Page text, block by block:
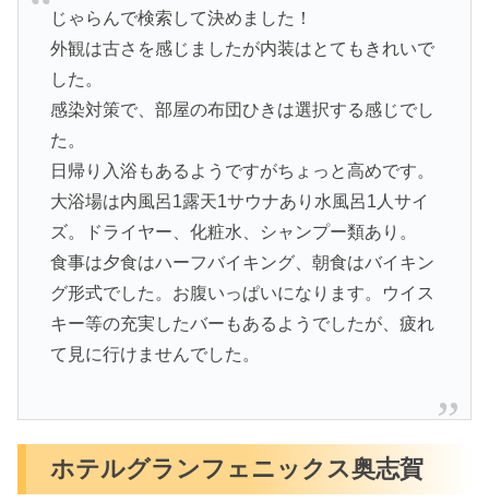
じゃらんで検索して決めました！
外観は古さを感じましたが内装はとてもきれいで
した。
感染対策で、部屋の布団ひきは選択する感じでし
た。
日帰り入浴もあるようですがちょっと高めです。
大浴場は内風呂1露天1サウナあり水風呂1人サイ
ズ。ドライヤー、化粧水、シャンプー類あり。
食事は夕食はハーフバイキング、朝食はバイキン
グ形式でした。お腹いっぱいになります。ウイス
キー等の充実したバーもあるようでしたが、疲れ
て見に行けませんでした。
ホテルグランフェニックス奥志賀